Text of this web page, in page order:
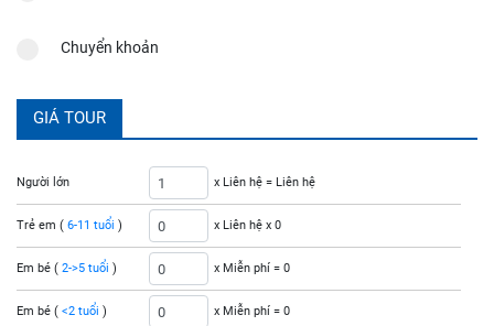
Chuyển khoản
GIÁ TOUR
Người lớn
Trẻ em ( 6-11 tuổi )
Em bé ( 2->5 tuổi )
Em bé ( <2 tuổi )
x Liên hệ = Liên hệ
x Liên hệ x 0
x Miễn phí = 0
x Miễn phí = 0